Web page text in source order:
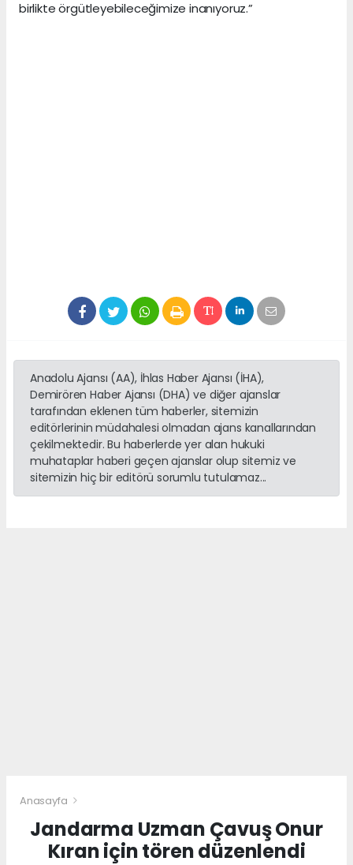
birlikte örgütleyebileceğimize inanıyoruz.”
Anadolu Ajansı (AA), İhlas Haber Ajansı (İHA),
Demirören Haber Ajansı (DHA) ve diğer ajanslar
tarafından eklenen tüm haberler, sitemizin
editörlerinin müdahalesi olmadan ajans kanallarından
çekilmektedir. Bu haberlerde yer alan hukuki
muhataplar haberi geçen ajanslar olup sitemiz ve
sitemizin hiç bir editörü sorumlu tutulamaz...
Anasayfa
Jandarma Uzman Çavuş Onur
Kıran için tören düzenlendi